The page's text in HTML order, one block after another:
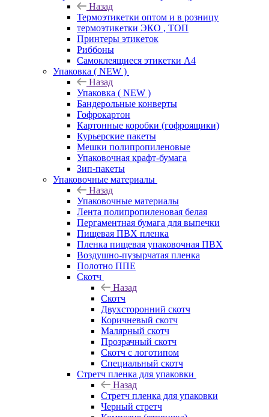
Назад
Термоэтикетки оптом и в розницу
термоэтикетки ЭКО , ТОП
Принтеры этикеток
Риббоны
Самоклеящиеся этикетки А4
Упаковка ( NEW )
Назад
Упаковка ( NEW )
Бандерольные конверты
Гофрокартон
Картонные коробки (гофроящики)
Курьерские пакеты
Мешки полипропиленовые
Упаковочная крафт-бумага
Зип-пакеты
Упаковочные материалы
Назад
Упаковочные материалы
Лента полипропиленовая белая
Пергаментная бумага для выпечки
Пищевая ПВХ пленка
Пленка пищевая упаковочная ПВХ
Воздушно-пузырчатая пленка
Полотно ППЕ
Скотч
Назад
Скотч
Двухсторонний скотч
Коричневый скотч
Малярный скотч
Прозрачный скотч
Скотч с логотипом
Специальный скотч
Стретч пленка для упаковки
Назад
Стретч пленка для упаковки
Черный стретч